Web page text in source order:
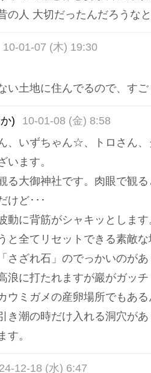
の人 大切だったんだろうな
10-01-07 (木) 19:30
い土地に住んでるので、す
)
10-01-08 (金) 8:58
、いずちゃん☆、トロさん
います。
る大御神社です。肉眼で観
けど･･･
動に背筋がシャキッとします
と全てリセットできる素敵
さざれ石」のでっかいのが
浪に打たれますが巖がガッ
ウミガメの産卵場所でもあ
き潮の時だけ入れる洞穴が
す。
24-12-18 (水) 6:47